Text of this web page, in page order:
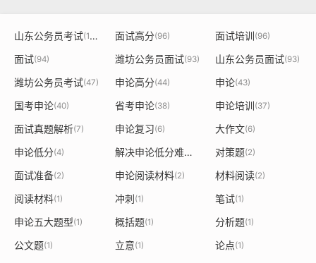
山东公务员考试(140) 面试高分(96) 面试培训(96)
面试(94) 潍坊公务员面试(93) 山东公务员面试(93)
潍坊公务员考试(47) 申论高分(44) 申论(43)
国考申论(40) 省考申论(38) 申论培训(37)
面试真题解析(7) 申论复习(6) 大作文(6)
申论低分(4) 解决申论低分难题 对策题(2)
面试准备(2) 申论阅读材料(2) 材料阅读(2)
阅读材料(1) 冲刺(1) 笔试(1)
申论五大题型(1) 概括题(1) 分析题(1)
公文题(1) 立意(1) 论点(1)